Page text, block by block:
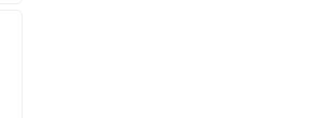
siguiente imagen